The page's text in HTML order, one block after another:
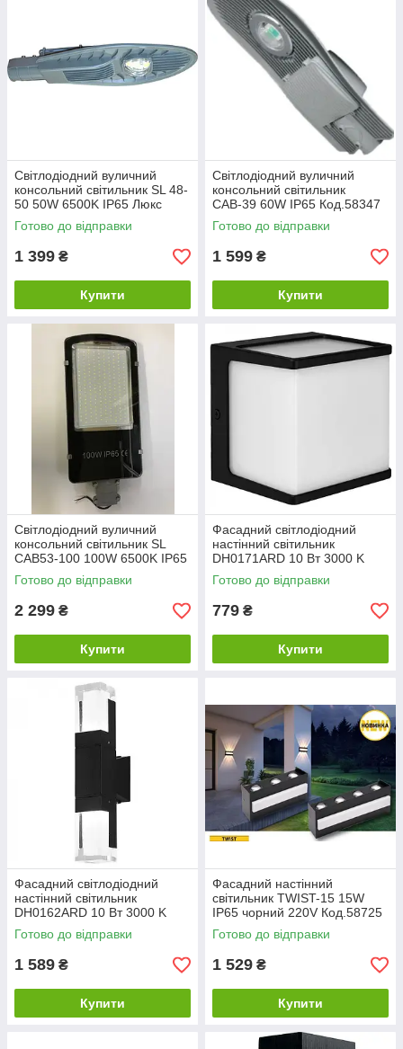
Світлодіодний вуличний
консольний світильник SL 48-
50 50W 6500K IP65 Люкс
Плюс Код.58440
Готово до відправки
1 399 ₴
Купити
Світлодіодний вуличний
консольний світильник
САВ-39 60W IP65 Код.58347
Готово до відправки
1 599 ₴
Купити
Світлодіодний вуличний
консольний світильник SL
CAB53-100 100W 6500K IP65
Код.58821
Готово до відправки
2 299 ₴
Купити
Фасадний світлодіодний
настінний світильник
DH0171ARD 10 Вт 3000 K
Код.58325
Готово до відправки
779 ₴
Купити
Фасадний світлодіодний
настінний світильник
DH0162ARD 10 Вт 3000 K
Код.58289
Готово до відправки
1 589 ₴
Купити
Фасадний настінний
світильник TWIST-15 15W
IP65 чорний 220V Код.58725
Готово до відправки
1 529 ₴
Купити